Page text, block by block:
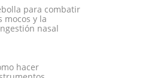
para combatir
mocos y la
nasal
hacer